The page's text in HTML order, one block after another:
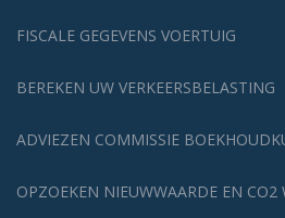
FISCALE GEGEVENS VOERTUIG
BEREKEN UW VERKEERSBELASTING
ADVIEZEN COMMISSIE
OPZOEKEN NIEUWWAARDE EN CO2